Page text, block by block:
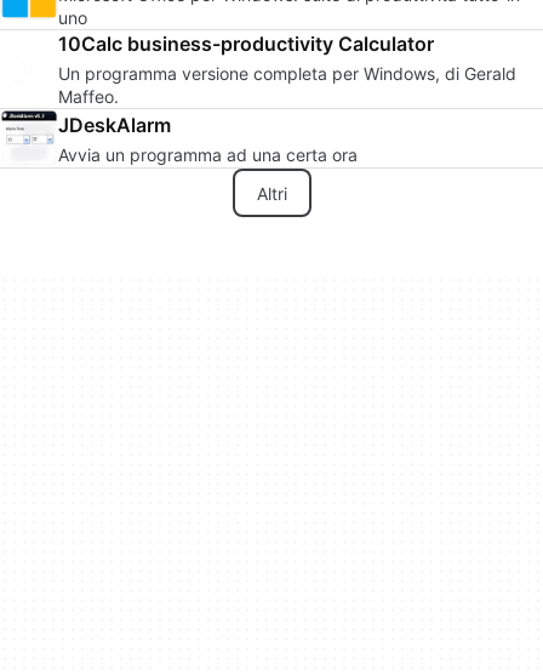
uno
10Calc business-productivity Calculator
Un programma versione completa per Windows, di Gerald
Maffeo.
JDeskAlarm
Avvia un programma ad una certa ora
Altri